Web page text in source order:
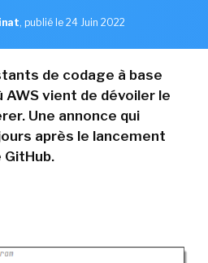
, publié le 24 Juin 2022
de codage à base
vient de dévoiler le
Une annonce qui
après le lancement